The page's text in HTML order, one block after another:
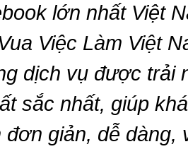
lớn nhất Việt
Việc Làm Việt
dịch vụ được trải
sắc nhất, giúp
giản, dễ dàng,